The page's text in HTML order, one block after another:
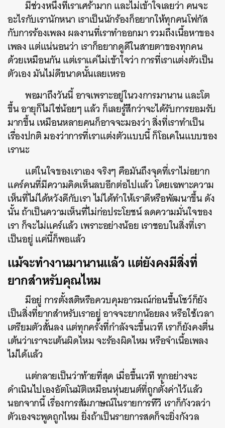
มีช่วงหนึ่งที่เราเศร้ามาก และไม่เข้าใจเลยว่า คนจะ
อะไรกับเรานักหนา เราเป็นนักร้องก็อยากให้ทุกคนโฟกัส
กับการร้องเพลง ผลงานที่เราทำออกมา รวมถึงเนื้อหาของ
เพลง แต่แน่นอนว่า เราก็อยากดูดีในสายตาของทุกคน
ด้วยเหมือนกัน แต่เราแค่ไม่เข้าใจว่า การที่เราแต่งตัวเป็น
ตัวเอง มันไม่ดีขนาดนั้นเลยเหรอ
พอมาถึงวันนี้ อาจเพราะอยู่ในวงการมานาน และโต
ขึ้น อายุก็ไม่ใช่น้อยๆ แล้ว ก็เลยรู้สึกว่าจะได้รับการยอมรับ
มากขึ้น เหมือนหลายคนก็อาจจะมองว่า สิ่งที่เราทำเป็น
เรื่องปกติ มองว่าการที่เราแต่งตัวแบบนี้ ก็โอเคในแบบของ
เรานะ
แต่ในใจของเราเอง จริงๆ คือมันถึงจุดที่เราไม่อยาก
แคร์คนที่มีความคิดเห็นลบอีกต่อไปแล้ว โดยเฉพาะความ
เห็นที่ไม่ได้หวังดีกับเรา ไม่ได้ทำให้เราดีหรือพัฒนาขึ้น ดัง
นั้น ถ้าเป็นความเห็นที่ไม่ก่อประโยชน์ ลดความมั่นใจของ
เรา ก็จะไม่แคร์แล้ว เพราะอย่างน้อย เราชอบในสิ่งที่เรา
เป็นอยู่ แค่นี้ก็พอแล้ว
แม้จะทำงานมานานแล้ว แต่ยังคงมีสิ่งที่
ยากสำหรับคุณไหม
มีอยู่ การตั้งสติหรือควบคุมอารมณ์ก่อนขึ้นโชว์ก็ยัง
เป็นสิ่งที่ยากสำหรับเราอยู่ อาจจะยากน้อยลง หรือใช้เวลา
เตรียมตัวสั้นลง แต่ทุกครั้งที่กำลังจะขึ้นเวที เราก็ยังคงตื่น
เต้นว่าเราจะเต้นผิดไหม จะร้องผิดไหม หรือจำเนื้อเพลง
ไม่ได้แล้ว
แต่กลายเป็นว่าท้ายที่สุด เมื่อขึ้นเวที ทุกอย่างจะ
ดำเนินไปเองอัตโนมัติเหมือนหุ่นยนต์ที่ถูกตั้งค่าไว้แล้ว
นอกจากนี้ เรื่องการสัมภาษณ์ในรายการทีวี เราก็กังวลว่า
ตัวเองจะพูดถูกไหม ยิ่งถ้าเป็นรายการสดก็จะยิ่งกังวล